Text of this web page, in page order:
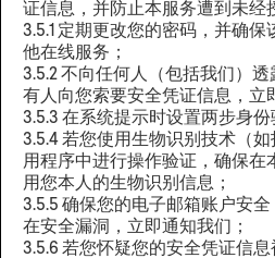
证信息，并防止本服务遭到未经
3.5.1 定期更改您的密码，并确
他在线服务；
3.5.2 不向任何人（包括我们）
有人向您索要安全凭证信息，立
3.5.3 在系统提示时设置两步身份
3.5.4 若您使用生物识别技术（
用程序中进行操作验证，确保在
用您本人的生物识别信息；
3.5.5 确保您的电子邮箱账户安
在安全漏洞，立即通知我们；
3.5.6 若您怀疑您的安全凭证信